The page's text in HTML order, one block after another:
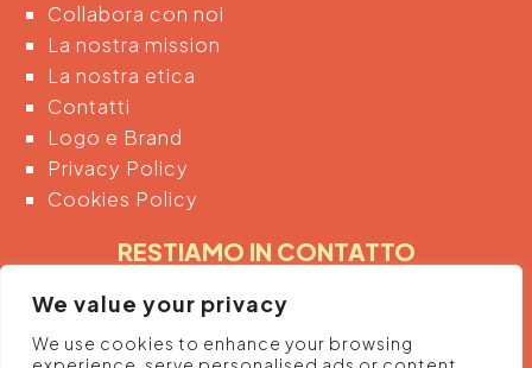
We value your privacy
We use cookies to enhance your browsing
Collabora con noi
La nostra mission
La nostra etica
Contatti
Logo e Brand
Privacy Policy
Cookies Policy
RESTIAMO IN CONTATTO
Inserendo di seguito la tua email acconsenti
automaticamente al trattamento dei tuoi dati
personali per ricevere informazioni e promozioni